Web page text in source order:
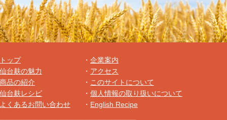
トップ
仙台麸の魅力
商品の紹介
仙台麸レシピ
よくあるお問い合わせ
・ 企業案内
・ アクセス
・ このサイトについて
・ 個人情報の取り扱いについて
・ English Recipe